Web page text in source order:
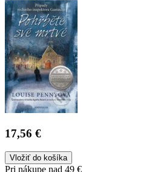
17,56 €
Vložiť do košíka
Pri nákupe nad 49 €